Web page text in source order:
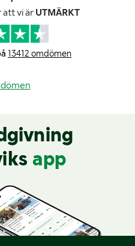
att vi är UTMÄRKT
13412 omdömen
app